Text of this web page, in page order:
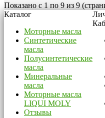
Показано с 1 по 9 из 9
Каталог
Моторные масла
Синтетические
масла
Полусинтетические
масла
Минеральные
масла
Моторные масла
LIQUI MOLY
Отзывы